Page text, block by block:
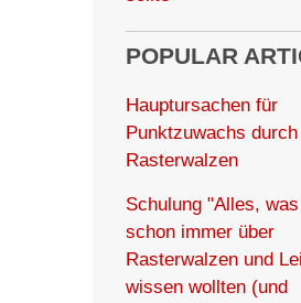
POPULAR
Hauptursachen für
Punktzuwachs durch
Rasterwalzen
Schulung "Alles,
schon immer über
Rasterwalzen und
wissen wollten (und